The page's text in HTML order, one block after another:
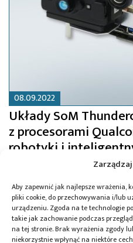
Aby zapewnić jak najlepsze
pliki cookie, do przechowywania i/lub
urządzeniu. Zgoda na te technologie
takie jak zachowanie podczas
na tej stronie. Brak wyrażenia zgody
niekorzystnie wpłynąć na niektóre
08.09.2022
Układy SoM
z procesorami
robotyki i